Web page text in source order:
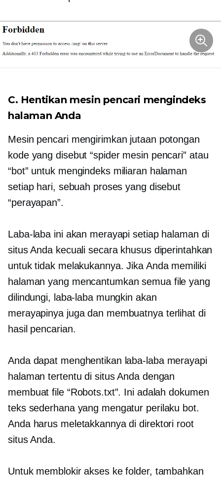
C. Hentikan mesin pencari mengindeks
halaman Anda
Mesin pencari mengirimkan jutaan potongan
kode yang disebut “spider mesin pencari” atau
“bot” untuk mengindeks miliaran halaman
setiap hari, sebuah proses yang disebut
“perayapan”.
Laba-laba ini akan merayapi setiap halaman di
situs Anda kecuali secara khusus diperintahkan
untuk tidak melakukannya. Jika Anda memiliki
halaman yang mencantumkan semua file yang
dilindungi, laba-laba mungkin akan
merayapinya juga dan membuatnya terlihat di
hasil pencarian.
Anda dapat menghentikan laba-laba merayapi
halaman tertentu di situs Anda dengan
membuat file “Robots.txt”. Ini adalah dokumen
teks sederhana yang mengatur perilaku bot.
Anda harus meletakkannya di direktori root
situs Anda.
Untuk memblokir akses ke folder, tambahkan